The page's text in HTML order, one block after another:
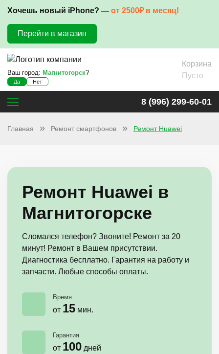
Хочешь новый iPhone? — от 2500₽ в месяц!
Перейти в магазин
Ваш город: Магнитогорск?
Да Нет
Корзина
Пусто
8 (996) 299-60-01
Главная Ремонт смартфонов Ремонт Huawei
Ремонт Huawei в
Магнитогорске
Сломался телефон? Звоните! Ремонт за 20
минут! Ремонт в Вашем присутствии.
Диагностика бесплатно. Гарантия на работу и
запчасти. Любые способы оплаты.
Время
от 15 мин.
Гарантия
от 100 дней